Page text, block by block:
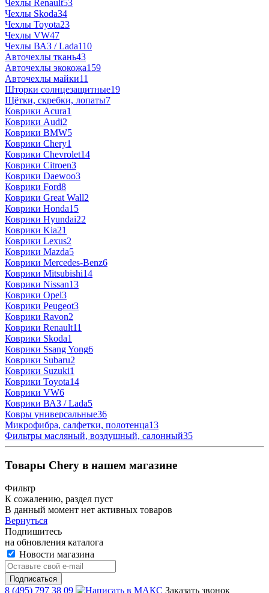
Чехлы Renault53
Чехлы Skoda34
Чехлы Toyota23
Чехлы VW47
Чехлы ВАЗ / Lada110
Авточехлы ткань43
Авточехлы экокожа159
Авточехлы майки11
Шторки солнцезащитные19
Щётки, скребки, лопаты7
Коврики Acura1
Коврики Audi2
Коврики BMW5
Коврики Chery1
Коврики Chevrolet14
Коврики Citroen3
Коврики Daewoo3
Коврики Ford8
Коврики Great Wall2
Коврики Honda15
Коврики Hyundai22
Коврики Kia21
Коврики Lexus2
Коврики Mazda5
Коврики Mercedes-Benz6
Коврики Mitsubishi14
Коврики Nissan13
Коврики Opel3
Коврики Peugeot3
Коврики Ravon2
Коврики Renault11
Коврики Skoda1
Коврики Ssang Yong6
Коврики Subaru2
Коврики Suzuki1
Коврики Toyota14
Коврики VW6
Коврики ВАЗ / Lada5
Ковры универсальные36
Микрофибра, салфетки, полотенца13
Фильтры масляный, воздушный, салонный35
Товары Chery в нашем магазине
Фильтр
К сожалению, раздел пуст
В данный момент нет активных товаров
Вернуться
Подпишитесь
на обновления каталога
Новости магазина
8 (495) 797 38 09 Заказать звонок